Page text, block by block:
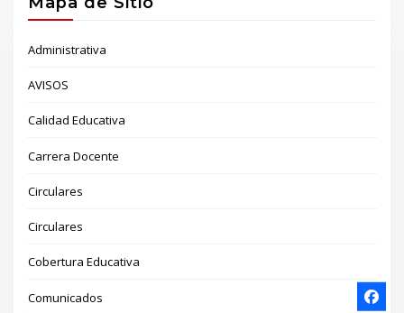
Administrativa
AVISOS
Calidad Educativa
Carrera Docente
Circulares
Circulares
Cobertura Educativa
Comunicados